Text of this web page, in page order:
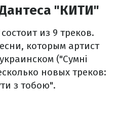
"КИТИ"
из 9 треков.
которым артист
("Сумні
новых треков:
з тобою".